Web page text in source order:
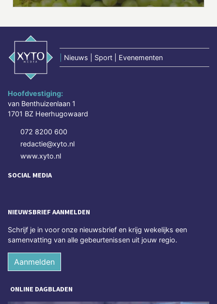
Nieuws | Sport | Evenementen
Hoofdvestiging:
van Benthuizenlaan 1
1701 BZ Heerhugowaard
072 8200 600
redactie@xyto.nl
www.xyto.nl
SOCIAL MEDIA
NIEUWSBRIEF AANMELDEN
Schrijf je in voor onze nieuwsbrief en krijg wekelijks een
samenvatting van alle gebeurtenissen uit jouw regio.
Aanmelden
ONLINE DAGBLADEN